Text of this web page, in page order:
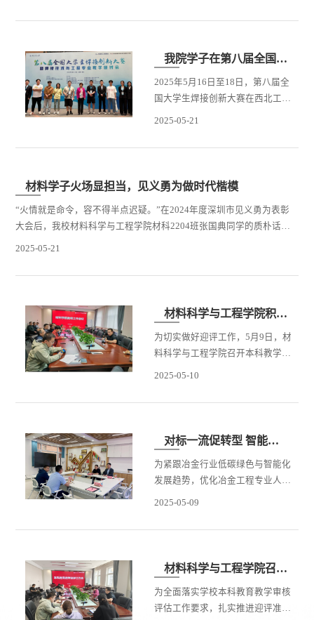
碳基材料产业发展、科研成果转化
记、县长杜建中、祁县经济开发区
党工委书记、管委会主任董永兴、
晋中市工信局总工程师刘晓颖以及
祁县政府办、工业和信息化局、招
商引资服务中心、转型综改促进中
份有限公司总经理刘冬、材料学院
我院学子在第八届全国大学生焊接创新大赛中创佳绩
2025年5月16日至18日，第八届全
国大学生焊接创新大赛在西北工业
和哈尔滨工业大学材料结构精密焊
办，西北工业大学承办。本届大赛
滨工业大学、天津大学、西北工业
大学、西安交通大学、太原理工大
题，74支队伍参加自由选题决赛，
2025-05-21
材料学子火场显担当，见义勇为做时代楷模
“火情就是命令，容不得半点迟疑。”在2024年度深圳市见义勇为表彰
大会后，我校材料科学与工程学院材科2204班张国典同学的质朴话
青年的英雄赞歌，诠释了“请党放心，强国有我”的铮铮誓言。2024年8
熊熊烈火裹挟着浓烟，如恶兽般迅速吞噬楼层。...
2025-05-21
材料科学与工程学院积极推进本科教学评估工作
为切实做好迎评工作，5月9日，材
料科学与工程学院召开本科教学评
参加。 会上，学院全面梳
项工作的规范性和有效性。特别强
调强化OBE理念，坚持以学生为中
心，以成果为导向开展教育教学活
动。从课程设置到教学实施，都紧
密围绕学生的能力培养和未来发展
的能力。会议围绕本学期在本科教
措、...
2025-05-10
对标一流促转型 智能引领育新才 ——冶金工程系赴北科大开展人才培养专题调研
为紧跟冶金行业低碳绿色与智能化
发展趋势，优化冶金工程专业人才
院长牛晓峰、冶金工程系主任于彦
大学冶金与生态工程学院开展调研
交流。北京科技大学冶金与生态工
程学院副院长任英、钢铁冶金系副
主任周恒、有色冶金系副主任赵洪
2025-05-09
材料科学与工程学院召开本科教育教学迎评工作动员会
为全面落实学校本科教育教学审核
评估工作要求，扎实推进迎评准备